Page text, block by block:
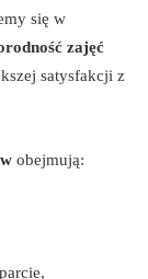
się w
zajęć
satysfakcji z
obejmują: